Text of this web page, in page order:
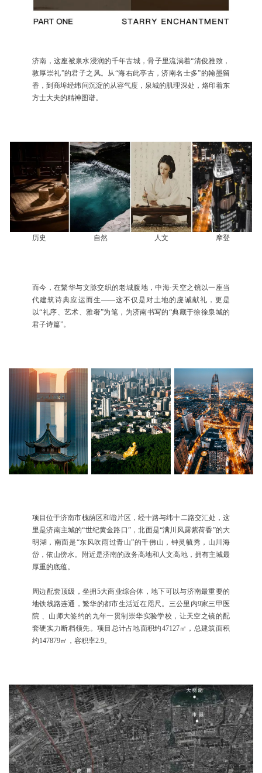
济南，这座被泉水浸润的千年古城，骨子里流淌着“清俊雅致，
敦厚崇礼”的君子之风。从“海右此亭古，济南名士多”的翰墨留
香，到商埠经纬间沉淀的从容气度，泉城的肌理深处，烙印着东
方士大夫的精神图谱。
历史 自然 人文 摩登
而今，在繁华与文脉交织的老城腹地，中海·天空之镜以一座当
代建筑诗典应运而生——这不仅是对土地的虔诚献礼，更是
以“礼序、艺术、雅奢”为笔，为济南书写的“典藏于徐徐泉城的
君子诗篇”。
项目位于济南市槐荫区和谐片区，经十路与纬十二路交汇处，这
里是济南主城的“世纪黄金路口”，北面是“满川风露紫荷香”的大
明湖，南面是“东风吹雨过青山”的千佛山，钟灵毓秀，山川海
岱，依山傍水。附近是济南的政务高地和人文高地，拥有主城最
厚重的底蕴。
周边配套顶级，坐拥5大商业综合体，地下可以与济南最重要的
地铁线路连通，繁华的都市生活近在咫尺。三公里内9家三甲医
院 、山师大签约的九年一贯制崇华实验学校，让天空之镜的配
套硬实力断档领先。项目总计占地面积约47127㎡，总建筑面积
约147879㎡，容积率2.9。